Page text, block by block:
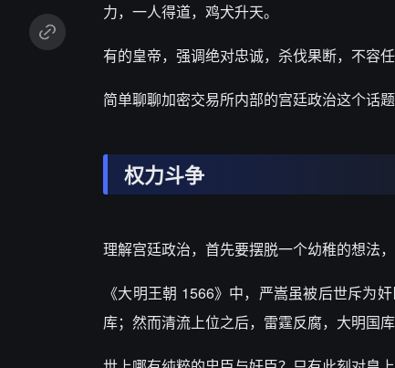
力，一人得道，鸡犬升天。
有的皇帝，强调绝对忠诚，杀伐果断，不容
简单聊聊加密交易所内部的宫廷政治这个话
权力斗争
理解宫廷政治，首先要摆脱一个幼稚的想法
《大明王朝 1566》中，严嵩虽被后世斥为
库；然而清流上位之后，雷霆反腐，大明国库